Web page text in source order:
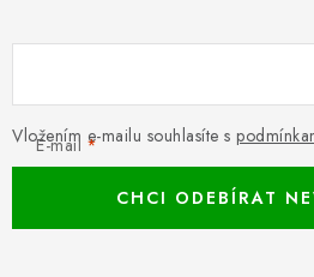
E-mail
Vložením e-mailu souhlasíte s
CHCI ODEBÍRAT